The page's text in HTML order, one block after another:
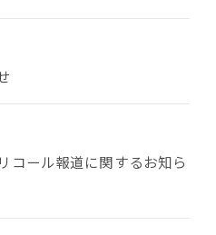
コール報道に関するお知ら